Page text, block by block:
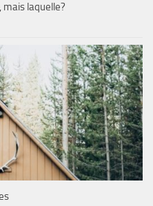
mais laquelle?